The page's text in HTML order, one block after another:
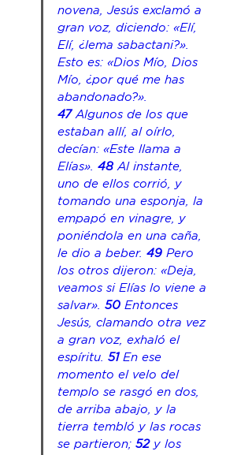
novena, Jesús exclamó a
gran voz, diciendo: «Elí,
Elí, ¿lema sabactani?».
Esto es: «Dios Mío, Dios
Mío, ¿por qué me has
abandonado?».
47 Algunos de los que
estaban allí, al oírlo,
decían: «Este llama a
Elías». 48 Al instante,
uno de ellos corrió, y
tomando una esponja, la
empapó en vinagre, y
poniéndola en una caña,
le dio a beber. 49 Pero
los otros dijeron: «Deja,
veamos si Elías lo viene a
salvar». 50 Entonces
Jesús, clamando otra vez
a gran voz, exhaló el
espíritu. 51 En ese
momento el velo del
templo se rasgó en dos,
de arriba abajo, y la
tierra tembló y las rocas
se partieron; 52 y los